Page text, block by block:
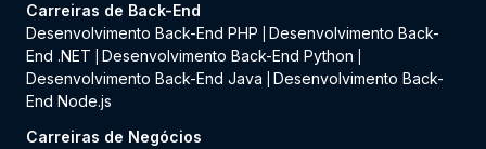
Carreiras de Back-End
Desenvolvimento Back-End PHP
Desenvolvimento Back-
End .NET
Desenvolvimento Back-End Python
Desenvolvimento Back-End Java
Desenvolvimento Back-
End Node.js
Carreiras de Negócios